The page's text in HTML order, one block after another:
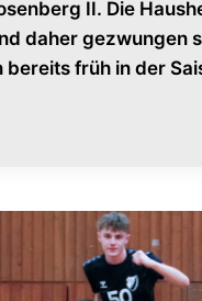
II. Die
daher gezwungen
früh in der